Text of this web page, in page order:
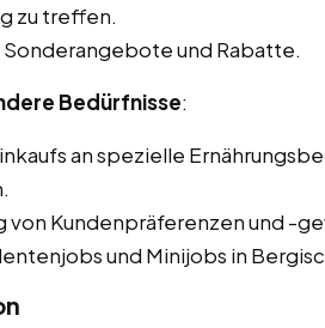
zu treffen.
und Rabatte.
Bedürfnisse:
an spezielle
von Kundenpräferenzen und -
und Minijobs in